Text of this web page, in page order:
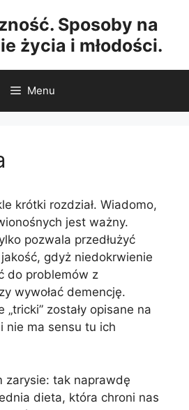
Sposoby na
życia i młodości.
Menu
krótki rozdział. Wiadomo,
jest ważny.
pozwala przedłużyć
gdyż niedokrwienie
do problemów z
wywołać demencję.
zostały opisane na
nie ma sensu tu ich
zarysie: tak naprawdę
dieta, która chroni nas